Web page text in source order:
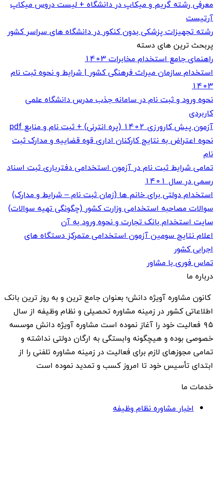
معرفی رشته گریم و میکاپ در دانشگاه + لیست دروس میکاپ
آرتیست
رشته تجهیزات پزشکی بدون کنکور در دانشگاه های سراسر کشور
پربحث ترین های دسته
راهنمای جامع استخدام مخابرات 1403
استخدام سازمان میراث فرهنگی کشور | شرایط و نحوه ثبت نام
1403
نحوه ورود و ثبت نام در سامانه جذب مدرس دانشگاه علمی
کاربردی
آزمون پیش کارورزی 1402 (پره انترنی) + ثبت نام و منابع pdf
نحوه اعتراض به نتایج کارکنان اداری قوه قضاییه و مدارک ثبت
نام
تمامی شرایط ثبت نام در آزمون استخدامی دفتریاری ثبت اسناد
رسمی در سال 1401
استخدام دولتی برای خانم ها (زمان ثبت نام – شرایط و مدارک)
سوالات مصاحبه استخدامی وزارت کشور (چگونگی تهیه سوالات)
سایت استخدام بانک تجارت و نحوه ورود به آن
اعلام نتایج سومین آزمون استخدامی متمرکز دستگاه های
اجرایی کشور
تماس فوری با مشاور
درباره ما
کانون مشاوره آویژه دانش؛ بعنوان جامع ترین و به روز ترین بانک
اطلاعاتی کشور در زمینه مشاوره تحصیلی و نظام وظیفه از سال
۹۵ فعالیت خود را آغاز نموده است مشاوره آویژه دانش موسسه
خصوصی بوده و هیچگونه وابستگی به ارگان دولتی نداشته و
تمامی مجوزهای لازم برای فعالیت در زمینه مشاوره تلفنی را از
ابتدای تأسیس خود تا امروز کسب و تمدید نموده است
خدمات ما
اخبار مشاوره نظام وظیفه